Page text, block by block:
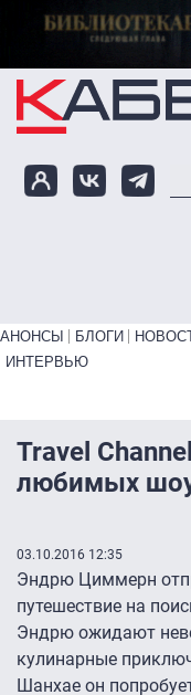
Перейти к
Primary links bottom
АНОНСЫ БЛОГИ
ИНТЕРВЬЮ
Travel
любимых
03.10.2016 12:35
Эндрю Циммерн
путешествие на
Эндрю ожидают
кулинарные
Шанхае он